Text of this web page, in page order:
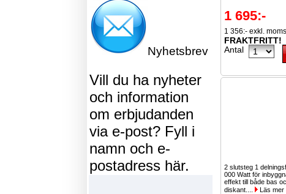
Nyhetsbrev
Vill du ha nyheter
och information
om erbjudanden
via e-post? Fyll i
namn och e-
postadress här.
1 695:-
1 356:- exkl. moms
FRAKTFRITT!
Antal
2 slutsteg 1
000 Watt för
effekt till både bas
diskant....
Läs mer